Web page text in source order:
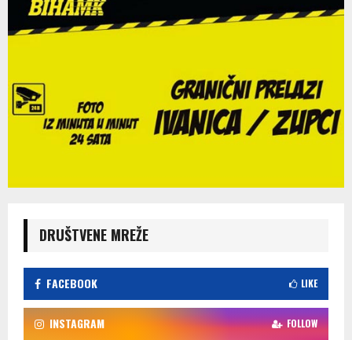
DRUŠTVENE MREŽE
FACEBOOK LIKE
INSTAGRAM FOLLOW